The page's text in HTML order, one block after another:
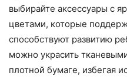
выбирайте аксессуары с
цветами, которые
способствуют развитию
можно украсить
плотной бумаге, избегая